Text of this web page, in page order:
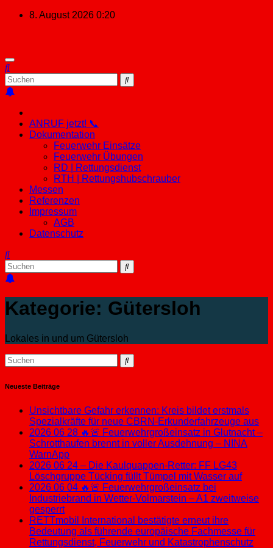
Zum
8. August 2026 0:20
ANRUF jetzt! 📞
Dokumentation
Feuerwehr Einsätze
Feuerwehr Übungen
RD | Rettungsdienst
RTH | Rettungshubschrauber
Messen
Referenzen
Impressum
AGB
Datenschutz
Kategorie: Gütersloh
Lokales in und um Gütersloh
Neueste Beiträge
Unsichtbare Gefahr erkennen: Kreis bildet erstmals
Spezialkräfte für neue CBRN-Erkunderfahrzeuge aus
2026 06 28 🔥🚨 Feuerwehrgroßeinsatz in Glutnacht –
Schrotthaufen brennt in voller Ausdehnung – NINA
WarnApp
2026 06 24 – Die Kaulquappen-Retter: FF LG43
Löschgruppe Tücking füllt Tümpel mit Wasser auf
2026 06 04 🔥🚨 Feuerwehrgroßeinsatz bei
Industriebrand in Wetter-Volmarstein – A1 zweitweise
gesperrt
RETTmobil International bestätigte erneut ihre
Bedeutung als führende europäische Fachmesse für
Rettungsdienst, Feuerwehr und Katastrophenschutz